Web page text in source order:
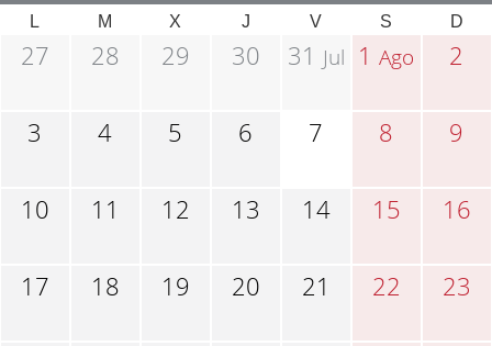
L M X J V S D
27 28 29 30 31 Jul 1Ago 2
3 4 5 6 7 8 9
10 11 12 13 14 15 16
17 18 19 20 21 22 23